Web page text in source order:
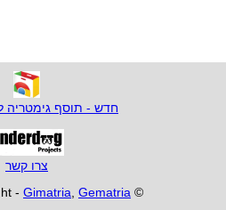
חדש - תוסף גימטריה
צרו קשר
© Copyright -
Gimatria, Gematria